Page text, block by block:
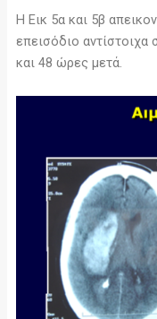
Η Εικ 5α και 5β
επεισόδιο
και 48 ώρες μετά.